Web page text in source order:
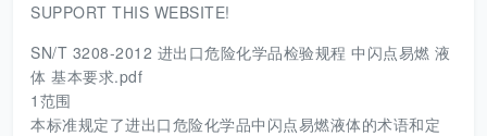
SUPPORT THIS WEBSITE!
SN/T 3208-2012 进出口危险化学品检验规程 中闪点易燃 液
体 基本要求.pdf
1范围
本标准规定了进出口危险化学品中闪点易燃液体的术语和定